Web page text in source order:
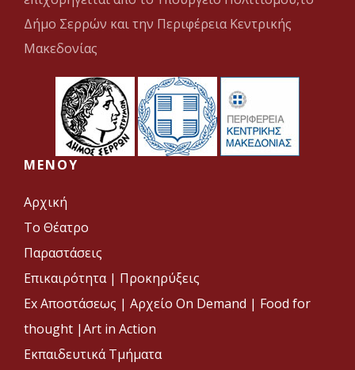
Δήμο Σερρών και την Περιφέρεια Κεντρικής
Μακεδονίας
MENOY
Αρχική
Το Θέατρο
Παραστάσεις
Επικαιρότητα | Προκηρύξεις
Ex Αποστάσεως | Αρχείο On Demand | Food for
thought |Art in Action
Εκπαιδευτικά Τμήματα